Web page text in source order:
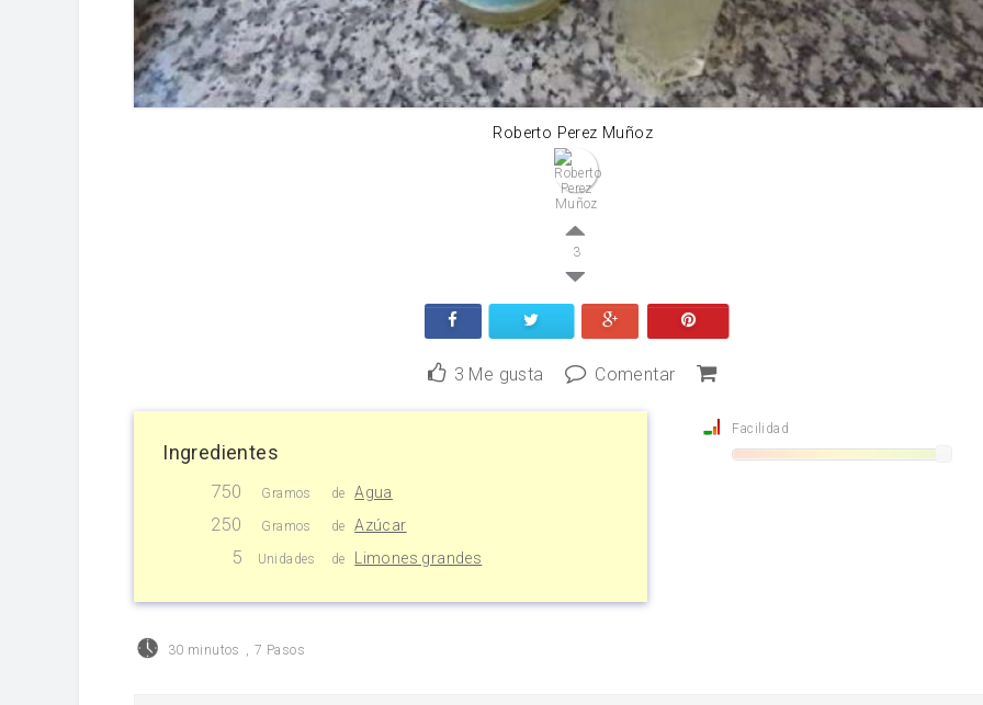
Roberto Perez Muñoz
3
3 Me gusta Comentar
Ingredientes
750 Gramos de Agua
250 Gramos de Azúcar
5 Unidades de Limones grandes
Facilidad
30 minutos , 7 Pasos